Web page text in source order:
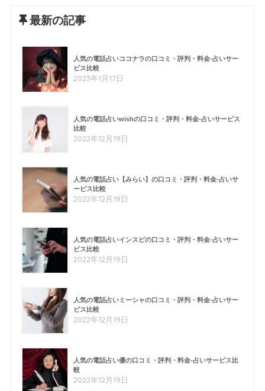
最新の記事
人気の電話占いココナラの口コミ・評判・料金-占いサー
ビス比較
2023年1月17日
人気の電話占いwishの口コミ・評判・料金-占いサービス
比較
2022年12月19日
人気の電話占い【みらい】の口コミ・評判・料金-占いサ
ービス比較
2022年12月19日
人気の電話占いインスピの口コミ・評判・料金-占いサー
ビス比較
2022年12月19日
人気の電話占いミーシャの口コミ・評判・料金-占いサー
ビス比較
2022年12月19日
人気の電話占い優の口コミ・評判・料金-占いサービス比
較
2022年12月19日